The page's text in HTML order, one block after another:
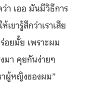
า เออ มันมีวิธีการ
ขารู้สึกว่าเราเสีย
อยมั้ย เพราะผม
มา คุยกันง่ายๆ
าผู้หญิงของผม”